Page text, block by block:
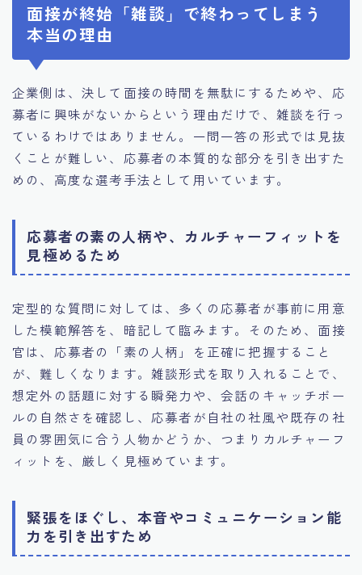
面接が終始「雑談」で終わってしまう
本当の理由
企業側は、決して面接の時間を無駄にするためや、応
募者に興味がないからという理由だけで、雑談を行っ
ているわけではありません。一問一答の形式では見抜
くことが難しい、応募者の本質的な部分を引き出すた
めの、高度な選考手法として用いています。
応募者の素の人柄や、カルチャーフィットを
見極めるため
定型的な質問に対しては、多くの応募者が事前に用意
した模範解答を、暗記して臨みます。そのため、面接
官は、応募者の「素の人柄」を正確に把握すること
が、難しくなります。雑談形式を取り入れることで、
想定外の話題に対する瞬発力や、会話のキャッチボー
ルの自然さを確認し、応募者が自社の社風や既存の社
員の雰囲気に合う人物かどうか、つまりカルチャーフ
ィットを、厳しく見極めています。
緊張をほぐし、本音やコミュニケーション能
力を引き出すため